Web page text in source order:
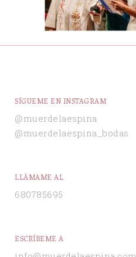
SÍGUEME EN INSTAGRAM
@muerdelaespina
@muerdelaespina_bodas
LLÁMAME AL
680785695
ESCRÍBEME A